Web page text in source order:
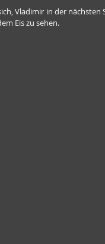
Vladimir in der nächsten
Eis zu sehen.